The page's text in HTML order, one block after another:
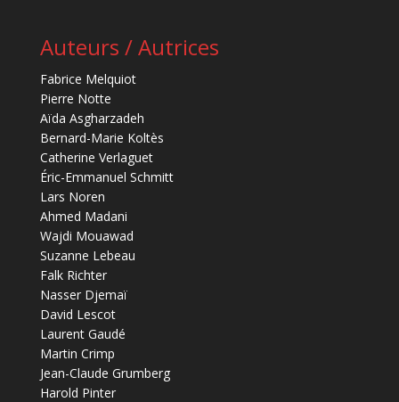
Auteurs / Autrices
Fabrice Melquiot
Pierre Notte
Aïda Asgharzadeh
Bernard-Marie Koltès
Catherine Verlaguet
Éric-Emmanuel Schmitt
Lars Noren
Ahmed Madani
Wajdi Mouawad
Suzanne Lebeau
Falk Richter
Nasser Djemaï
David Lescot
Laurent Gaudé
Martin Crimp
Jean-Claude Grumberg
Harold Pinter